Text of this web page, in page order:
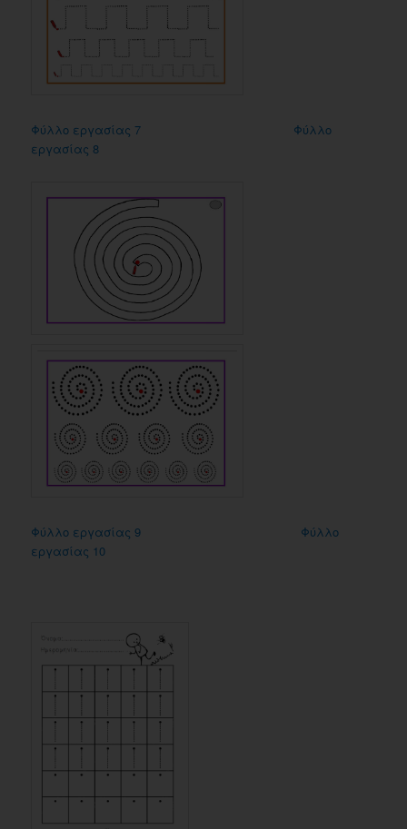
Φύλλο εργασίας 7
Φύλλο
εργασίας 8
Φύλλο εργασίας 9
Φύλλο
εργασίας 10